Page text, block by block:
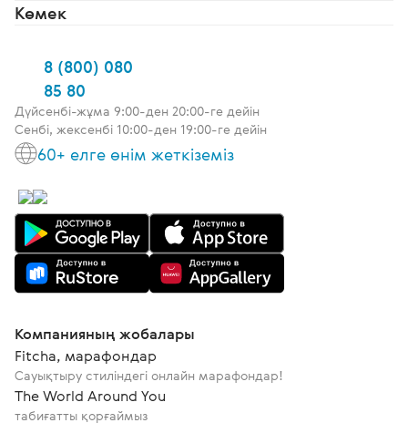
Көмек
8 (800) 080
85 80
Дүйсенбі-жұма 9:00-ден 20:00-ге дейін
Сенбі, жексенбі 10:00-ден 19:00-ге дейін
60+ елге өнім жеткіземіз
Компанияның жобалары
Fitcha, марафондар
Сауықтыру стиліндегі онлайн марафондар!
The World Around You
табиғатты қорғаймыз